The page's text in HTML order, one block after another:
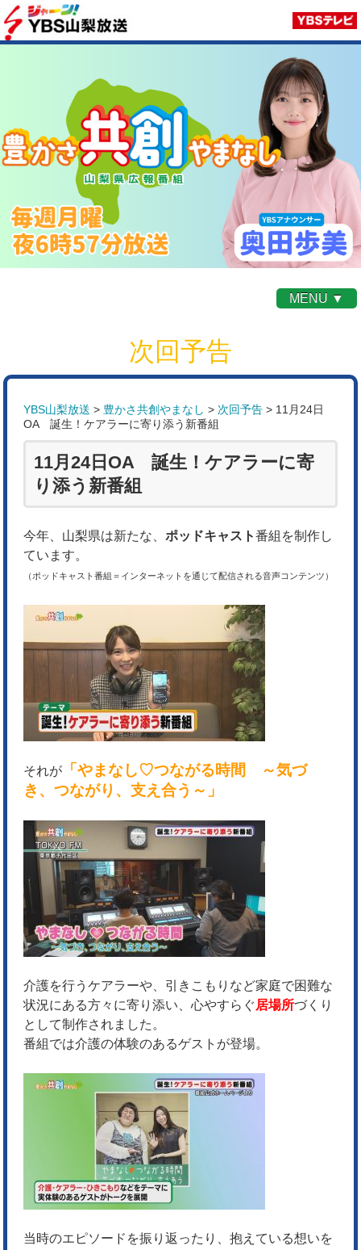
MENU ▼
次回予告
YBS山梨放送 > 豊かさ共創やまなし > 次回予告 > 11月24日
OA 誕生！ケアラーに寄り添う新番組
11月24日OA 誕生！ケアラーに寄
り添う新番組
今年、山梨県は新たな、ポッドキャスト番組を制作し
ています。
（ポッドキャスト番組＝インターネットを通じて配信される音声コンテンツ）
それが
「やまなし♡つながる時間 ～気づ
き、つながり、支え合う～」
介護を行うケアラーや、引きこもりなど家庭で困難な
状況にある方々に寄り添い、心やすらぐ居場所づくり
として制作されました。
番組では介護の体験のあるゲストが登場。
当時のエピソードを振り返ったり、抱えている想いを